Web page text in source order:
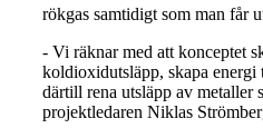
rökgas samtidigt som man får
- Vi räknar med att konceptet
koldioxidutsläpp, skapa
därtill rena utsläpp av metaller
projektledaren Niklas